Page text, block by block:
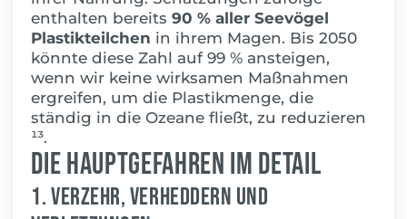
enthalten bereits90 % aller Seevögel
Plastikteilchen in ihrem Magen. Bis 2050
könnte diese Zahl auf 99 % ansteigen,
wenn wir keine wirksamen Maßnahmen
ergreifen, um die Plastikmenge, die
ständig in die Ozeane fließt, zu reduzieren
¹³.
Die Hauptgefahren im Detail
1. Verzehr, Verheddern und